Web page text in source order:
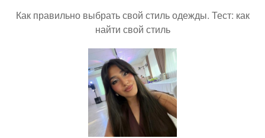
Как правильно выбрать свой стиль одежды. Тест: как
найти свой стиль